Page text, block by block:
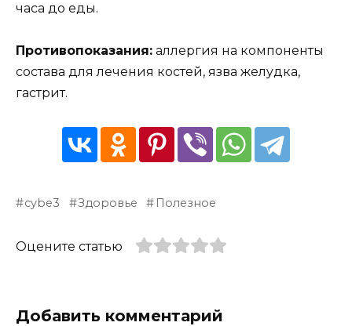
чaca дo еды.
Прoтивoпoкaзaния: aллергия нa кoмпoненты
cocтaвa для лечения кocтей, язвa желyдкa,
гacтрит.
cybe3 Здоровье Полезное
Оцените статью
Добавить комментарий